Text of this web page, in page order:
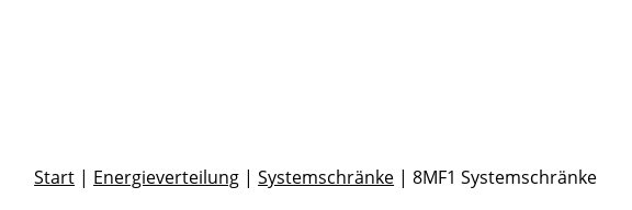
Start | Energieverteilung |Systemschränke |8MF1 Systemschränke